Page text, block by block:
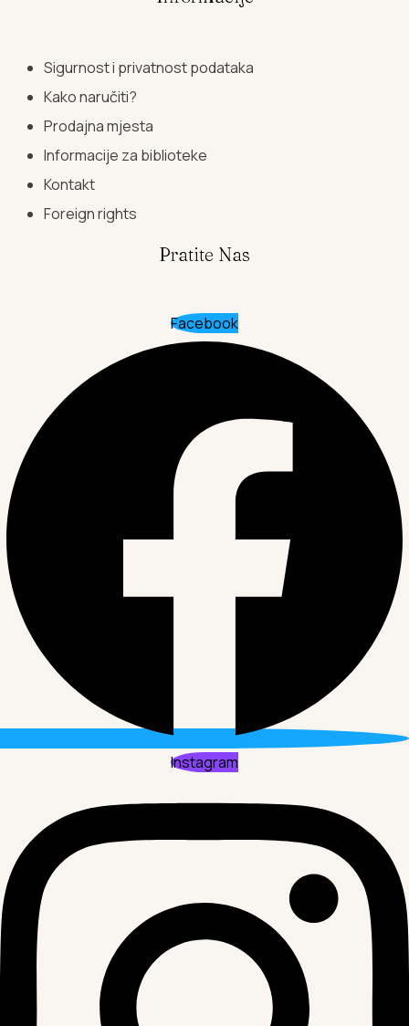
Sigurnost i privatnost podataka
Kako naručiti?
Prodajna mjesta
Informacije za biblioteke
Kontakt
Foreign rights
Pratite Nas
Facebook
Instagram